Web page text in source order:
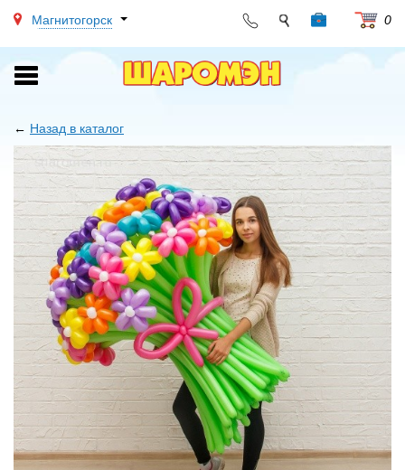
Магнитогорск 0
Toggle
navigation
← Назад в каталог